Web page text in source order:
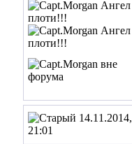
14.11.2014,
21:01